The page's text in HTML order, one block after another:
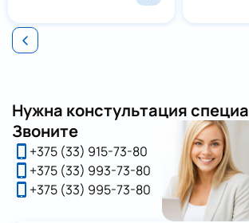
Нужна констультация
Звоните
+375 (33) 915-73-80
+375 (33) 993-73-80
+375 (33) 995-73-80
Отправить